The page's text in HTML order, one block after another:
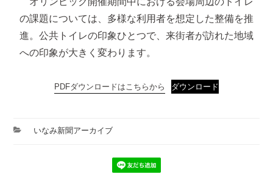
の課題については、多様な利用者を想定した整備を推
進。公共トイレの印象ひとつで、来街者が訪れた地域
への印象が大きく変わります。
PDFダウンロードはこちらから ダウンロード
カ
いなみ新聞アーカイブ